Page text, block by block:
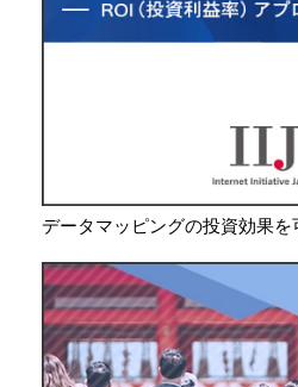
データマッピングの投資効果を